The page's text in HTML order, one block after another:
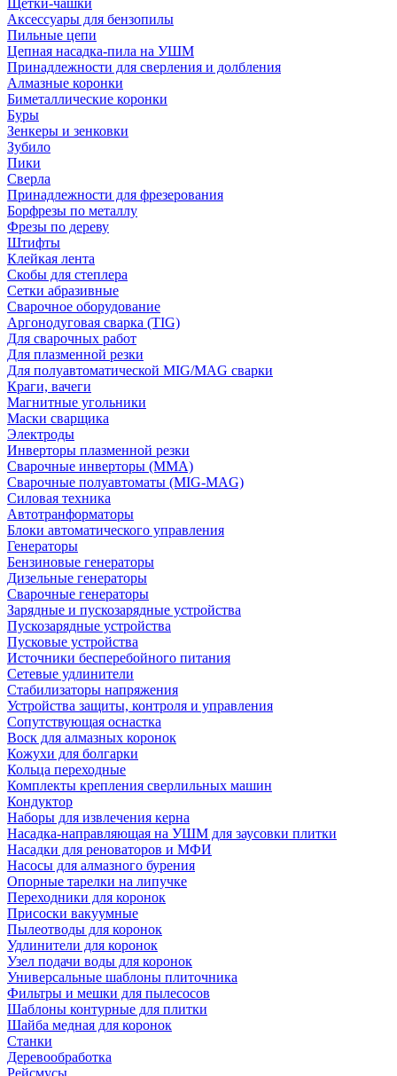
Щетки-чашки
Аксессуары для бензопилы
Пильные цепи
Цепная насадка-пила на УШМ
Принадлежности для сверления и долбления
Алмазные коронки
Биметаллические коронки
Буры
Зенкеры и зенковки
Зубило
Пики
Сверла
Принадлежности для фрезерования
Борфрезы по металлу
Фрезы по дереву
Штифты
Клейкая лента
Скобы для степлера
Сетки абразивные
Сварочное оборудование
Аргонодуговая сварка (TIG)
Для сварочных работ
Для плазменной резки
Для полуавтоматической MIG/MAG сварки
Краги, вачеги
Магнитные угольники
Маски сварщика
Электроды
Инверторы плазменной резки
Сварочные инверторы (MMA)
Сварочные полуавтоматы (MIG-MAG)
Силовая техника
Автотранформаторы
Блоки автоматического управления
Генераторы
Бензиновые генераторы
Дизельные генераторы
Сварочные генераторы
Зарядные и пускозарядные устройства
Пускозарядные устройства
Пусковые устройства
Источники бесперебойного питания
Сетевые удлинители
Стабилизаторы напряжения
Устройства защиты, контроля и управления
Сопутствующая оснастка
Воск для алмазных коронок
Кожухи для болгарки
Кольца переходные
Комплекты крепления сверлильных машин
Кондуктор
Наборы для извлечения керна
Насадка-направляющая на УШМ для заусовки плитки
Насадки для реноваторов и МФИ
Насосы для алмазного бурения
Опорные тарелки на липучке
Переходники для коронок
Присоски вакуумные
Пылеотводы для коронок
Удлинители для коронок
Узел подачи воды для коронок
Универсальные шаблоны плиточника
Фильтры и мешки для пылесосов
Шаблоны контурные для плитки
Шайба медная для коронок
Станки
Деревообработка
Рейсмусы